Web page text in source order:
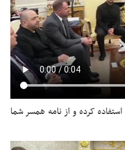
کرده و از نامه همسر شما